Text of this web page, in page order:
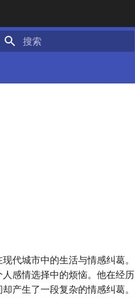
代城市中的生活与情感纠葛。
感情选择中的烦恼。他在经历
产生了一段复杂的情感纠葛。